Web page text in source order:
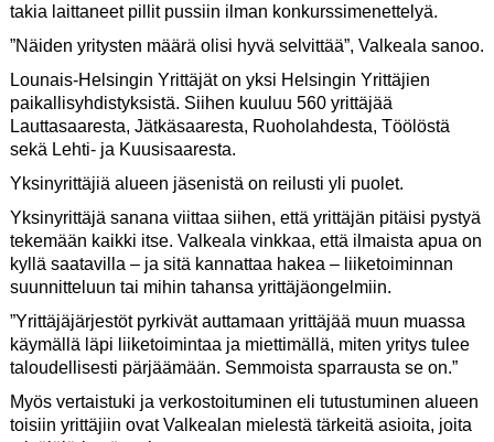
takia laittaneet pillit pussiin ilman konkurssimenettelyä.
”Näiden yritysten määrä olisi hyvä selvittää”, Valkeala sanoo.
Lounais-Helsingin Yrittäjät on yksi Helsingin Yrittäjien
paikallisyhdistyksistä. Siihen kuuluu 560 yrittäjää
Lauttasaaresta, Jätkäsaaresta, Ruoholahdesta, Töölöstä
sekä Lehti- ja Kuusisaaresta.
Yksinyrittäjiä alueen jäsenistä on reilusti yli puolet.
Yksinyrittäjä sanana viittaa siihen, että yrittäjän pitäisi pystyä
tekemään kaikki itse. Valkeala vinkkaa, että ilmaista apua on
kyllä saatavilla – ja sitä kannattaa hakea – liiketoiminnan
suunnitteluun tai mihin tahansa yrittäjäongelmiin.
”Yrittäjäjärjestöt pyrkivät auttamaan yrittäjää muun muassa
käymällä läpi liiketoimintaa ja miettimällä, miten yritys tulee
taloudellisesti pärjäämään. Semmoista sparrausta se on.”
Myös vertaistuki ja verkostoituminen eli tutustuminen alueen
toisiin yrittäjiin ovat Valkealan mielestä tärkeitä asioita, joita